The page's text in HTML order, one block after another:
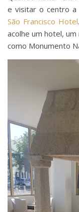
e visitar o centro a
São Francisco Hotel
acolhe um hotel,
como Monumento